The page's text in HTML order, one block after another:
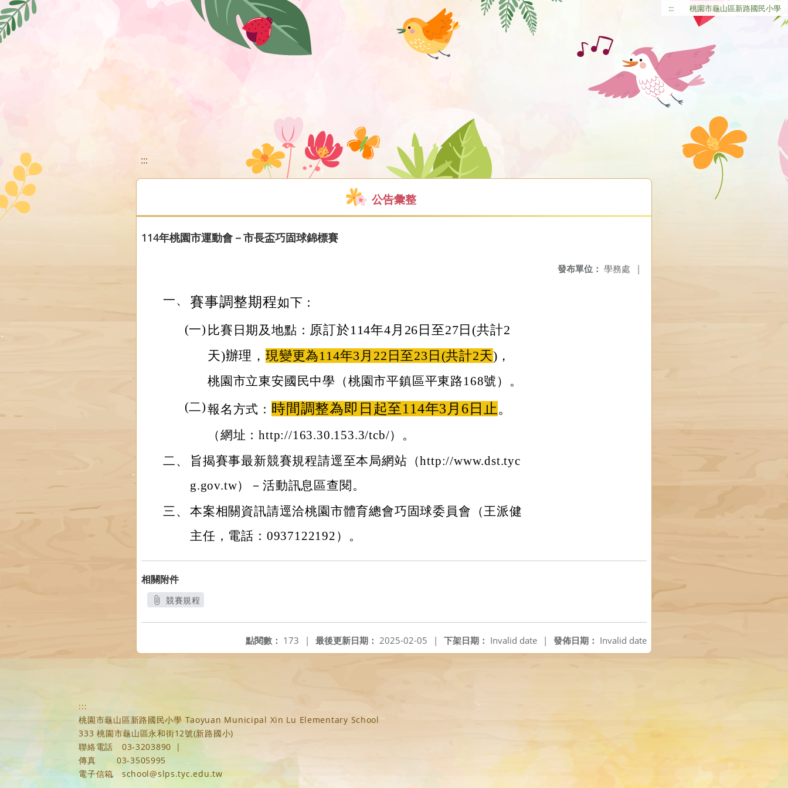
移至網頁之主要內容區位置 ::: 桃園市龜山區新路國民小學
:::
公告彙整
114年桃園市運動會－市長盃巧固球錦標賽
發布單位： 學務處 |
一、 賽事調整期程如下：
(一) 比賽日期及地點： 原訂於114年4月26日至27日(共計2
天)辦理， 現變更為114年3月22日至23日(共計2天)，
桃園市立東安國民中學（桃園市平鎮區平東路168號）。
(二)報名方式： 時間調整為即日起至114年3月6日止。
（網址：http://163.30.153.3/tcb/）。
二、
旨揭賽事最新競賽規程請逕至本局網站（http://www.dst.tyc
g.gov.tw）－活動訊息區查閱。
三、 本案相關資訊請逕洽桃園市體育總會巧固球委員會（王派健
主任，電話：0937122192）。
相關附件
競賽規程
發佈日期： Invalid date
下架日期： Invalid date |
最後更新日期： 2025-02-05 |
點閱數： 173 |
:::
桃園市龜山區新路國民小學 Taoyuan Municipal Xin Lu Elementary School
333 桃園市龜山區永和街12號(新路國小)
聯絡電話
03-3203890
|
傳真
03-3505995
電子信箱
school@slps.tyc.edu.tw